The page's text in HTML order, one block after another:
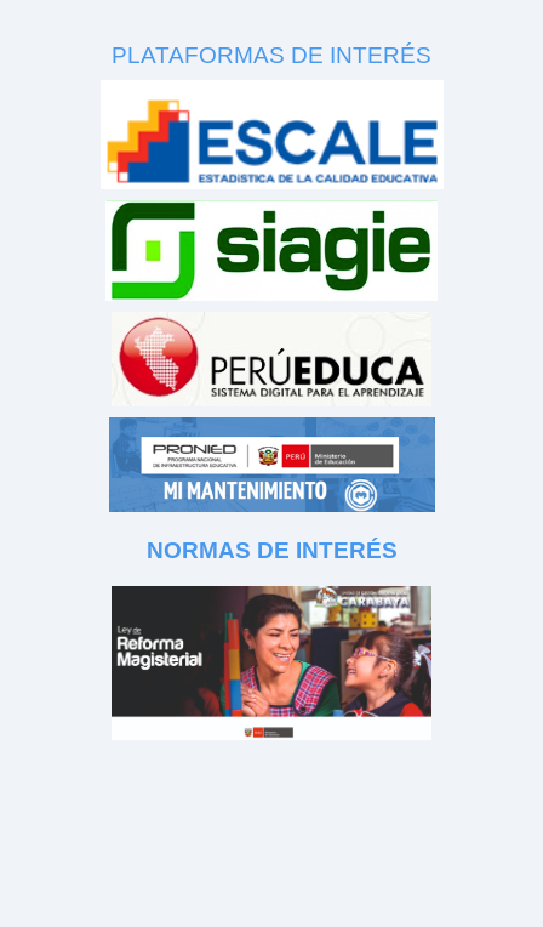
PLATAFORMAS DE INTERÉS
NORMAS DE INTERÉS